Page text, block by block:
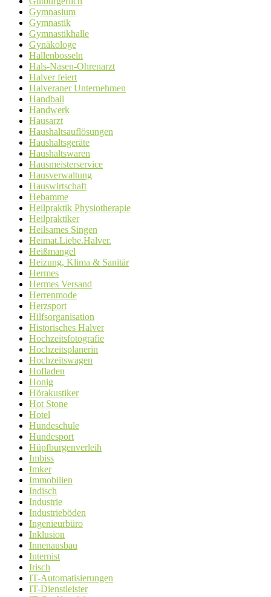
Gymnasium
Gymnastik
Gymnastikhalle
Gynäkologe
Hallenbosseln
Hals-Nasen-Ohrenarzt
Halver feiert
Halveraner Unternehmen
Handball
Handwerk
Hausarzt
Haushaltsauflösungen
Haushaltsgeräte
Haushaltswaren
Hausmeisterservice
Hausverwaltung
Hauswirtschaft
Hebamme
Heilpraktik Physiotherapie
Heilpraktiker
Heilsames Singen
Heimat.Liebe.Halver.
Heißmangel
Heizung, Klima & Sanitär
Hermes
Hermes Versand
Herrenmode
Herzsport
Hilfsorganisation
Historisches Halver
Hochzeitsfotografie
Hochzeitsplanerin
Hochzeitswagen
Hofladen
Honig
Hörakustiker
Hot Stone
Hotel
Hundeschule
Hundesport
Hüpfburgenverleih
Imbiss
Imker
Immobilien
Indisch
Industrie
Industrieböden
Ingenieurbüro
Inklusion
Innenausbau
Internist
Irisch
IT-Automatisierungen
IT-Dienstleister